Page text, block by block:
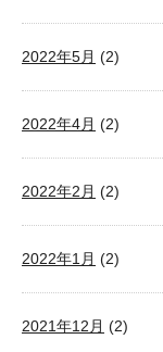
2022年5月 (2)
2022年4月 (2)
2022年2月 (2)
2022年1月 (2)
2021年12月 (2)